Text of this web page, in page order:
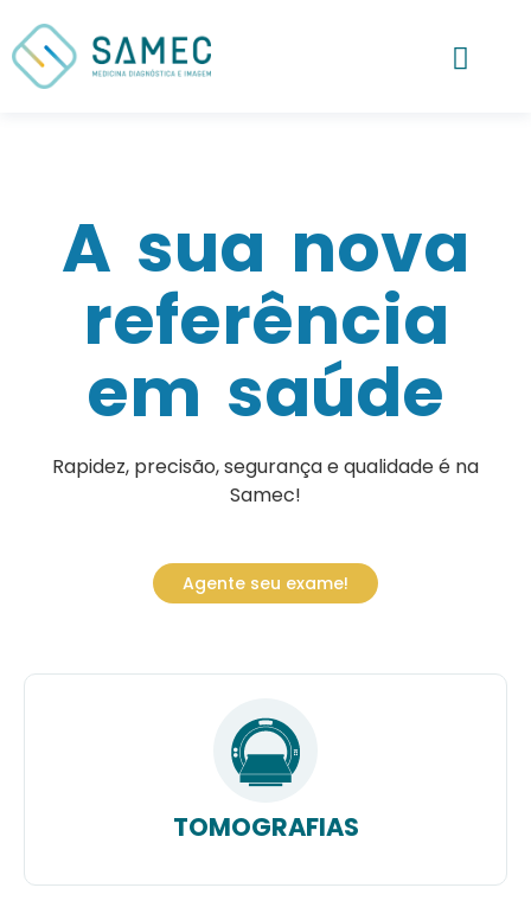
A sua nova
referência
em saúde
Rapidez, precisão, segurança e qualidade é na
Samec!
Agente seu exame!
TOMOGRAFIAS